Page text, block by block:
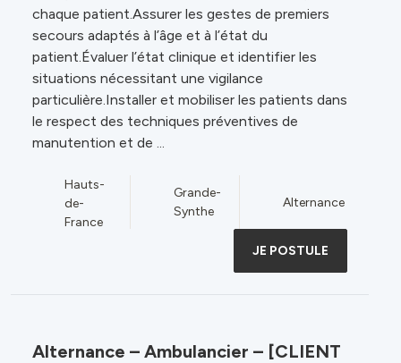
chaque patient.Assurer les gestes de premiers
secours adaptés à l’âge et à l’état du
patient.Évaluer l’état clinique et identifier les
situations nécessitant une vigilance
particulière.Installer et mobiliser les patients dans
le respect des techniques préventives de
manutention et de ...
Hauts-
de-
France
Grande-
Synthe
Alternance
JE POSTULE
Alternance – Ambulancier – [CLIENT